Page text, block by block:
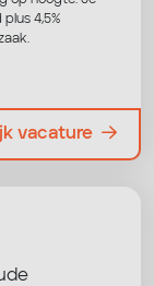
4,5%
vacature